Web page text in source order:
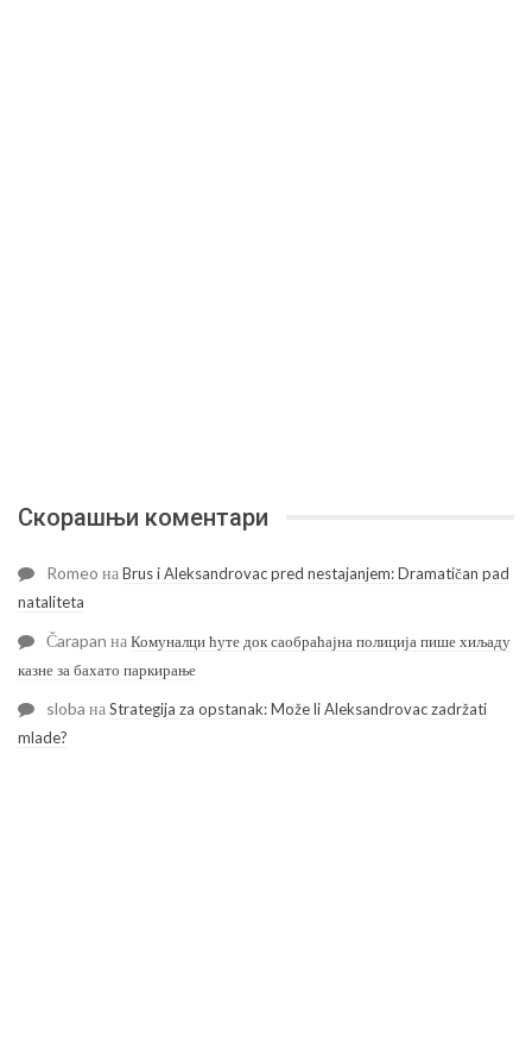
Скорашњи коментари
Romeo наBrus i Aleksandrovac pred nestajanjem: Dramatičan pad
nataliteta
Čarapan наКомуналци ћуте док саобраћајна полиција пише хиљаду
казне за бахато паркирање
sloba наStrategija za opstanak: Može li Aleksandrovac zadržati
mlade?